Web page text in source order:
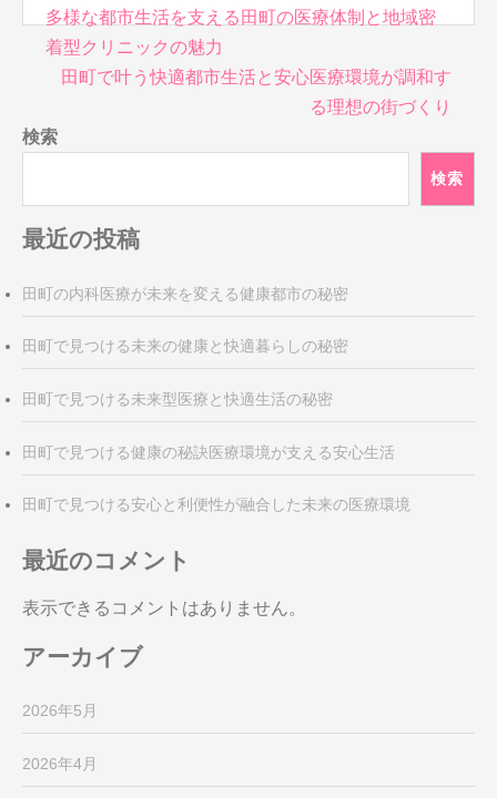
投
稿
ナ
ゲ
ー
ョ
ン
多様な都市生活を支える田町の医療体制と地域密
着型クリニックの魅力
田町で叶う快適都市生活と安心医療環境が調和す
る理想の街づくり
検索
検索
最近の投稿
田町の内科医療が未来を変える健康都市の秘密
田町で見つける未来の健康と快適暮らしの秘密
田町で見つける未来型医療と快適生活の秘密
田町で見つける健康の秘訣医療環境が支える安心生活
田町で見つける安心と利便性が融合した未来の医療環境
最近のコメント
表示できるコメントはありません。
アーカイブ
2026年5月
2026年4月